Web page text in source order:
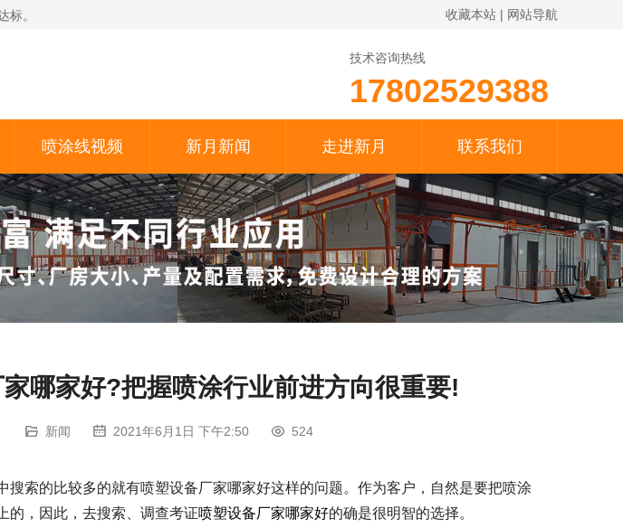
标。 收藏本站 | 网站导航
技术咨询热线
17802529388
喷涂线视频 新月新闻 走进新月 联系我们
哪家好?把握喷涂行业前进方向很重要!
新闻 2021年6月1日 下午2:50 524
搜索的比较多的就有喷塑设备厂家哪家好这样的问题。作为客户，自然是要把喷涂
的，因此，去搜索、调查考证喷塑设备厂家哪家好的确是很明智的选择。